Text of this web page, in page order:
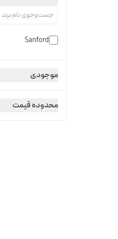
Sanford
موجودی
محدوده قیمت